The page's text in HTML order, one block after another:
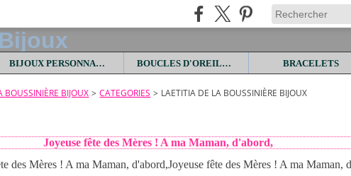
BIJOUX PERSONNALISES BOUCLES D'OREILLES BRACELETS
BOUSSINIÈRE BIJOUX > CATEGORIES > LAETITIA DE LA BOUSSINIÈRE BIJOUX
Joyeuse fête des Mères ! A ma Maman, d'abord,
Joyeuse fête des Mères ! A ma Maman,